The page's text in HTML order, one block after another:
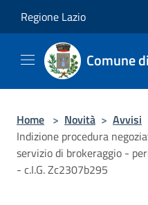
Regione Lazio
Comune
Home > Novità > Avvisi
Indizione procedura
servizio di brokeraggio -
- c.I.G. Zc2307b295